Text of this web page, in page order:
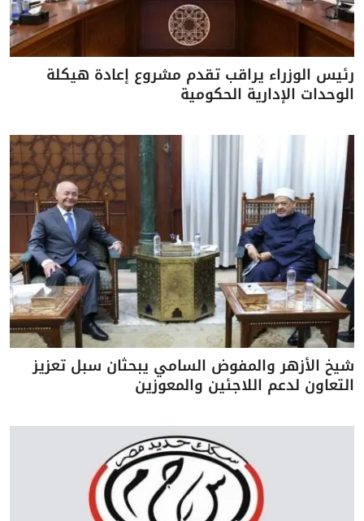
رئيس الوزراء يراقب تقدم مشروع إعادة هيكلة
الوحدات الإدارية الحكومية
شيخ الأزهر والمفوض السامي يبحثان سبل تعزيز
التعاون لدعم اللاجئين والمعوزين